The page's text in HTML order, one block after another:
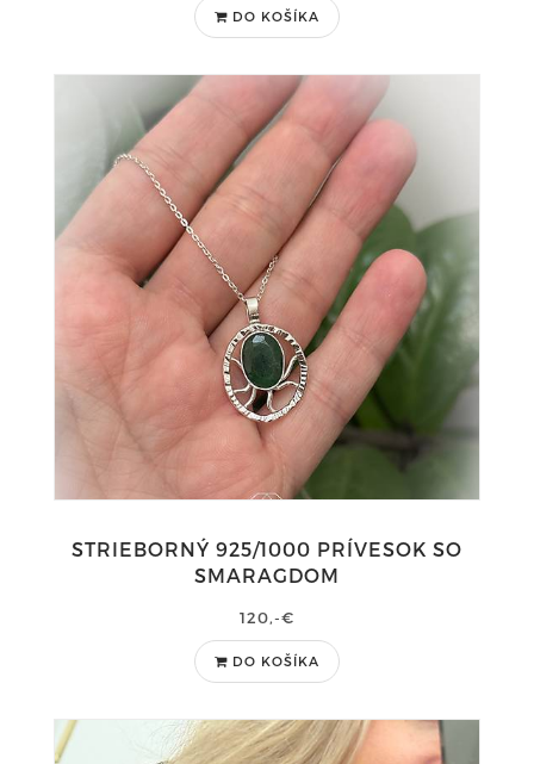
DO KOŠÍKA
STRIEBORNÝ 925/1000 PRÍVESOK SO
SMARAGDOM
120,-€
DO KOŠÍKA